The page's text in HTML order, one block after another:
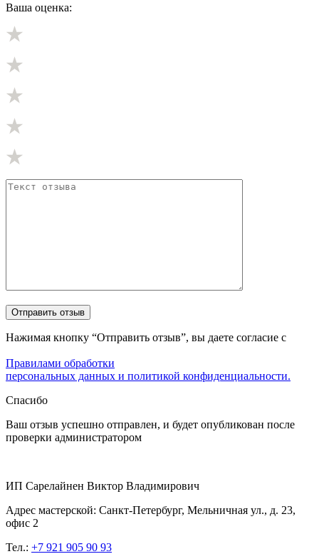
Ваша оценка:
Нажимая кнопку “Отправить отзыв”, вы даете согласие с
Правилами обработки
персональных данных и политикой конфиденциальности.
Спасибо
Ваш отзыв успешно отправлен, и будет опубликован после
проверки администратором
ИП Сарелайнен Виктор Владимирович
Адрес мастерской: Санкт-Петербург, Мельничная ул., д. 23,
офис 2
Тел.: +7 921 905 90 93